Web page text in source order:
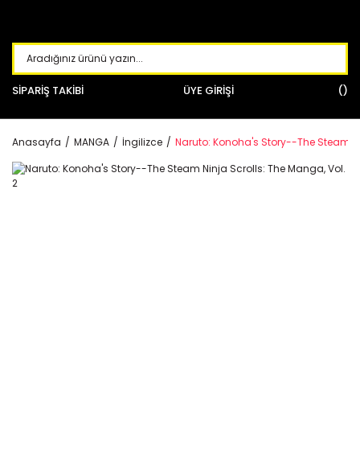
SİPARİŞ TAKİBİ ÜYE GİRİŞİ
Anasayfa MANGA İngilizce Naruto: Konoha's Story--The Steam